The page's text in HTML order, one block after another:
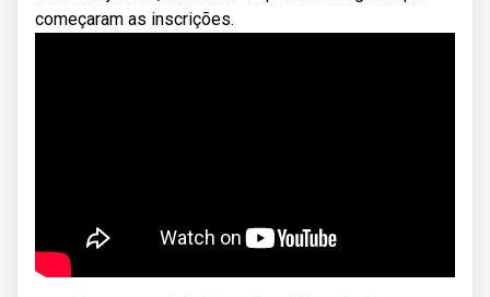
começaram as inscrições.